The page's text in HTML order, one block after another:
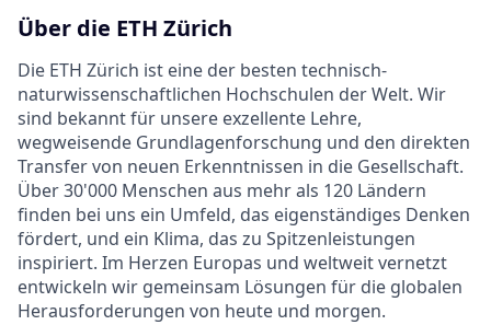
Über die ETH Zürich
Die ETH Zürich ist eine der besten technisch-
naturwissenschaftlichen Hochschulen der Welt. Wir
sind bekannt für unsere exzellente Lehre,
wegweisende Grundlagenforschung und den direkten
Transfer von neuen Erkenntnissen in die Gesellschaft.
Über 30'000 Menschen aus mehr als 120 Ländern
finden bei uns ein Umfeld, das eigenständiges Denken
fördert, und ein Klima, das zu Spitzenleistungen
inspiriert. Im Herzen Europas und weltweit vernetzt
entwickeln wir gemeinsam Lösungen für die globalen
Herausforderungen von heute und morgen.